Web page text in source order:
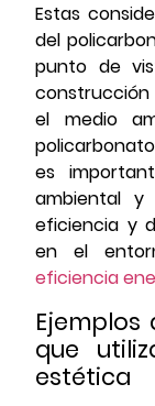
Estas
del
punto de
el medio
es
ambiental y
eficiencia y
en el
eficiencia
que
estética